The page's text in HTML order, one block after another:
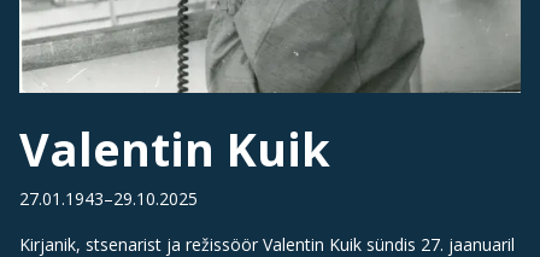
Valentin Kuik
27.01.1943–29.10.2025
Kirjanik, stsenarist ja režissöör Valentin Kuik sündis 27. jaanuaril